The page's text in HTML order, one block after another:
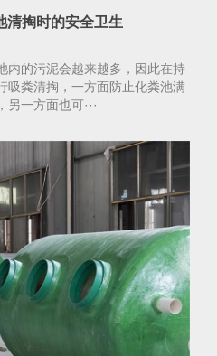
清掏时的安全卫生
内的污泥会越来越多，因此在持
吸粪清掏，一方面防止化粪池满
另一方面也可···